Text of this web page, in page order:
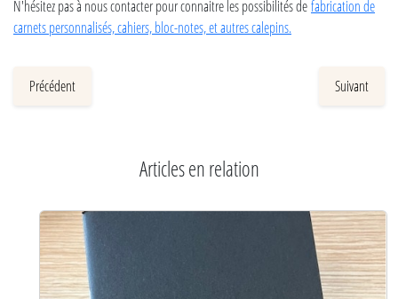
N'hésitez pas à nous contacter pour connaitre les possibilités defabrication de
carnets personnalisés, cahiers, bloc-notes, et autres calepins.
Précédent Suivant
Articles en relation